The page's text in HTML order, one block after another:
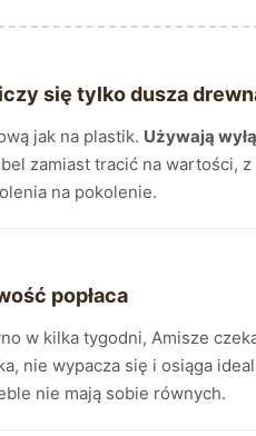
się tylko dusza
jak na plastik. Używają
zamiast tracić na wartości,
na pokolenie.
popłaca
w kilka tygodni, Amisze
nie wypacza się i osiąga
nie mają sobie równych.